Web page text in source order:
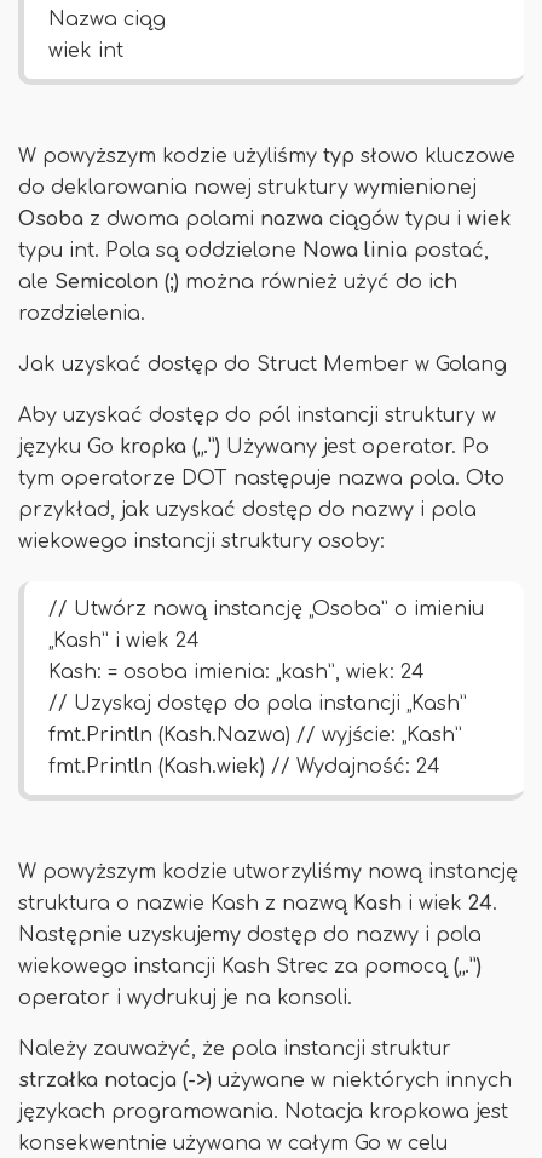
Nazwa ciąg
wiek int
W powyższym kodzie użyliśmy typ słowo kluczowe
do deklarowania nowej struktury wymienionej
Osoba z dwoma polami nazwa ciągów typu i wiek
typu int. Pola są oddzielone Nowa linia postać,
ale Semicolon (;) można również użyć do ich
rozdzielenia.
Jak uzyskać dostęp do Struct Member w Golang
Aby uzyskać dostęp do pól instancji struktury w
języku Go kropka („.”) Używany jest operator. Po
tym operatorze DOT następuje nazwa pola. Oto
przykład, jak uzyskać dostęp do nazwy i pola
wiekowego instancji struktury osoby:
// Utwórz nową instancję „Osoba” o imieniu
„Kash” i wiek 24
Kash: = osoba imienia: „kash”, wiek: 24
// Uzyskaj dostęp do pola instancji „Kash”
fmt.Println (Kash.Nazwa) // wyjście: „Kash”
fmt.Println (Kash.wiek) // Wydajność: 24
W powyższym kodzie utworzyliśmy nową instancję
struktura o nazwie Kash z nazwą Kash i wiek 24.
Następnie uzyskujemy dostęp do nazwy i pola
wiekowego instancji Kash Strec za pomocą („.”)
operator i wydrukuj je na konsoli.
Należy zauważyć, że pola instancji struktur
strzałka notacja (->) używane w niektórych innych
językach programowania. Notacja kropkowa jest
konsekwentnie używana w całym Go w celu